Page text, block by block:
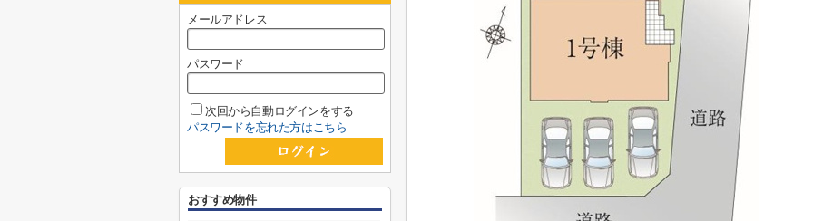
メールアドレス
パスワード
次回から自動ログインをする
パスワードを忘れた方はこちら
おすすめ物件